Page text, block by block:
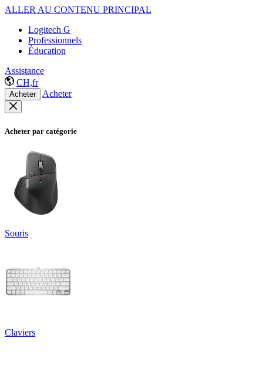
ALLER AU CONTENU PRINCIPAL
Logitech G
Professionnels
Éducation
Assistance
CH,fr
Acheter Acheter
Acheter par catégorie
Souris
Claviers